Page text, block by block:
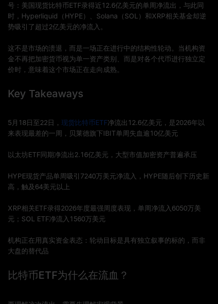
号：美国现货比特币ETF录得近12.6亿美元的单周净流出，与此同
时，Hyperliquid（HYPE）、Solana（SOL）和XRP相关基金却逆
势吸引了超过2亿美元的净流入。
这不是市场的溃退，而是一场正在进行中的结构性轮动。当机构资
金不再把加密货币视为单一资产类别、而是对各个代币进行独立定
价时，意味着这个市场正在走向成熟。
Key Takeaways
5月18日至22日， 现货比特币ETF净流出12.6亿美元，是2026年以
来表现最差的一周，贝莱德旗下IBIT单周失血逾10亿美元
以太坊ETF同期净流出2.16亿美元，大型市值加密资产普遍承压
HYPE现货产品单周吸引7240万美元净流入，HYPE随后创下历史新
高，触及64美元以上
XRP相关ETF录得2026年度最强周度表现，单周净流入6050万美
元；SOL ETF净流入1560万美元
机构正在用真实资金表态：轮动目标是具有独立叙事的标的，而非
大盘的替代品
比特币ETF为什么在流血？